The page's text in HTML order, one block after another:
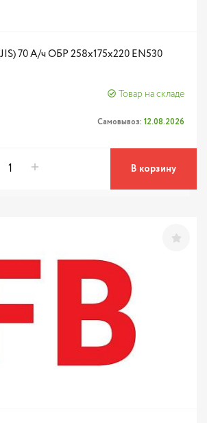
70 А/ч ОБР 258x175x220 EN530
Товар на складе
Самовывоз: 12.08.2026
В корзину